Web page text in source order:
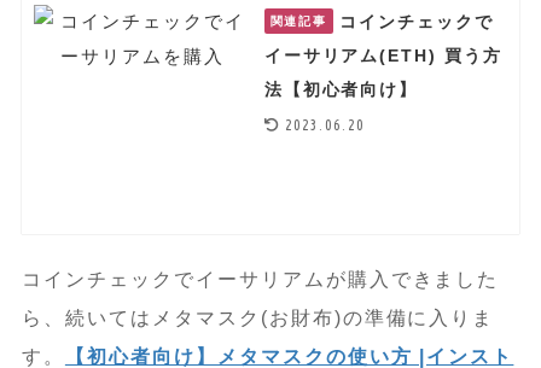
関連記事
コインチェックで
イーサリアム(ETH) 買う方
法【初心者向け】
2023.06.20
コインチェックでイーサリアムが購入できました
ら、続いてはメタマスク(お財布)の準備に入りま
す。
【初心者向け】メタマスクの使い方 |インスト